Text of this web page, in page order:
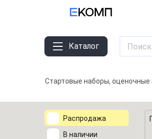
Каталог
Стартовые наборы,
Распродажа
В наличии